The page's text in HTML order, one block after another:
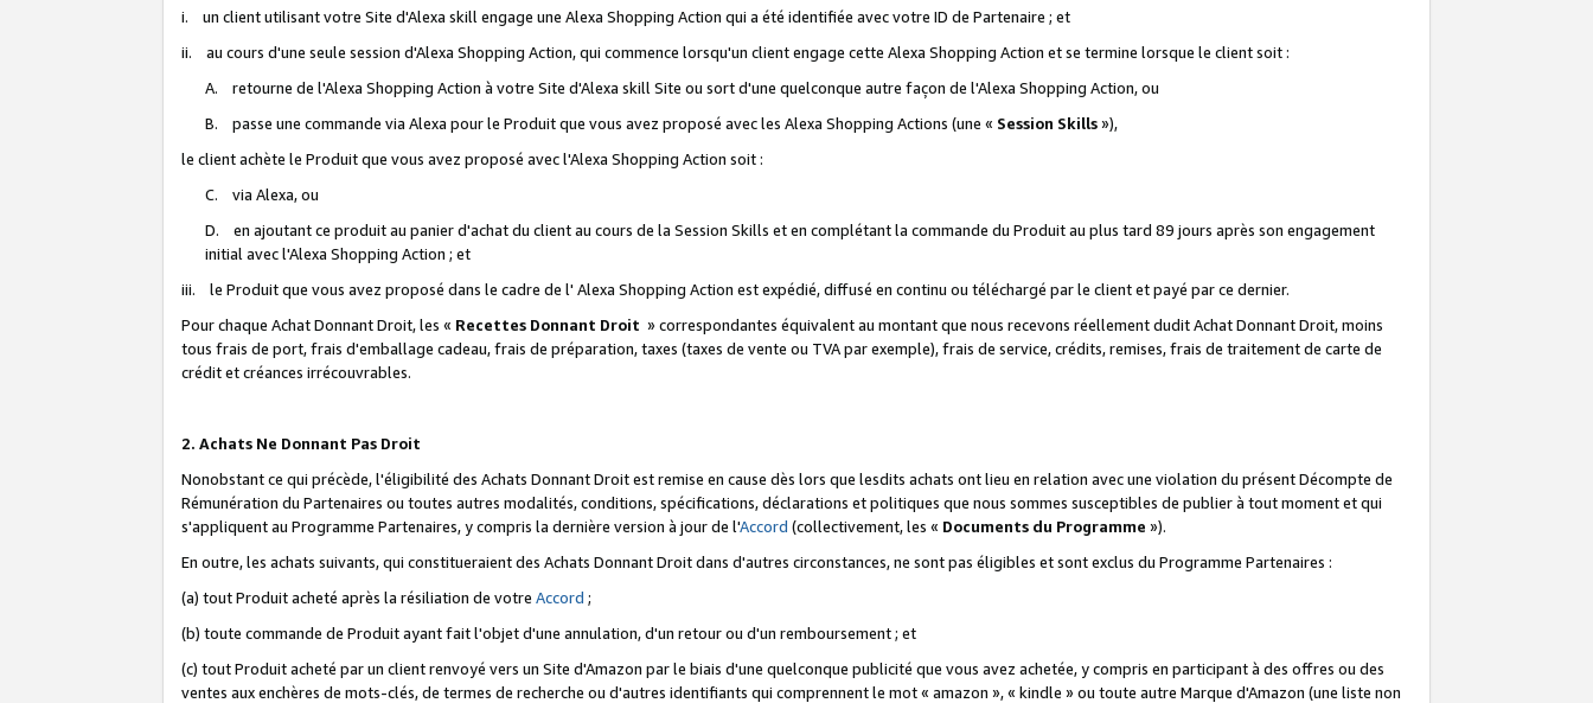
i. un client utilisant votre Site d'Alexa skill engage une Alexa Shopping Action qui a été identifiée avec votre ID de Partenaire ; et
ii. au cours d'une seule session d'Alexa Shopping Action, qui commence lorsqu'un client engage cette Alexa Shopping Action et se termine lorsque le client soit :
A. retourne de l'Alexa Shopping Action à votre Site d'Alexa skill Site ou sort d'une quelconque autre façon de l'Alexa Shopping Action, ou
B. passe une commande via Alexa pour le Produit que vous avez proposé avec les Alexa Shopping Actions (une « Session Skills»),
le client achète le Produit que vous avez proposé avec l'Alexa Shopping Action soit :
C. via Alexa, ou
D. en ajoutant ce produit au panier d'achat du client au cours de la Session Skills et en complétant la commande du Produit au plus tard 89 jours après son engagement
initial avec l'Alexa Shopping Action ; et
iii. le Produit que vous avez proposé dans le cadre de l' Alexa Shopping Action est expédié, diffusé en continu ou téléchargé par le client et payé par ce dernier.
Pour chaque Achat Donnant Droit, les « Recettes Donnant Droit » correspondantes équivalent au montant que nous recevons réellement dudit Achat Donnant Droit, moins
tous frais de port, frais d'emballage cadeau, frais de préparation, taxes (taxes de vente ou TVA par exemple), frais de service, crédits, remises, frais de traitement de carte de
crédit et créances irrécouvrables.
2. Achats Ne Donnant Pas Droit
Nonobstant ce qui précède, l'éligibilité des Achats Donnant Droit est remise en cause dès lors que lesdits achats ont lieu en relation avec une violation du présent Décompte de
Rémunération du Partenaires ou toutes autres modalités, conditions, spécifications, déclarations et politiques que nous sommes susceptibles de publier à tout moment et qui
s'appliquent au Programme Partenaires, y compris la dernière version à jour de l'Accord (collectivement, les « Documents du Programme »).
En outre, les achats suivants, qui constitueraient des Achats Donnant Droit dans d'autres circonstances, ne sont pas éligibles et sont exclus du Programme Partenaires :
(a) tout Produit acheté après la résiliation de votre Accord ;
(b) toute commande de Produit ayant fait l'objet d'une annulation, d'un retour ou d'un remboursement ; et
(c) tout Produit acheté par un client renvoyé vers un Site d'Amazon par le biais d'une quelconque publicité que vous avez achetée, y compris en participant à des offres ou des
ventes aux enchères de mots-clés, de termes de recherche ou d'autres identifiants qui comprennent le mot « amazon », « kindle » ou toute autre Marque d'Amazon (une liste non